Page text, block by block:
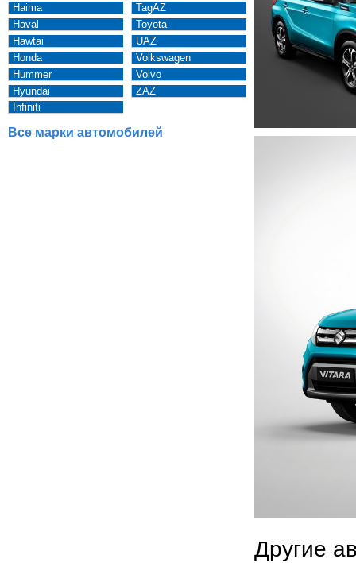
Haima
Haval
Hawtai
Honda
Hummer
Hyundai
Infiniti
TagAZ
Toyota
UAZ
Volkswagen
Volvo
ZAZ
Все марки автомобилей
Другие